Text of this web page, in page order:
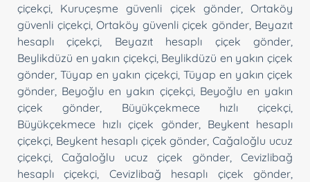
çiçekçi
Kuruçeşme güvenli çiçek gönder,Ortaköy
güvenli çiçekçi, Ortaköy güvenli çiçek gönder, Beyazıt
hesaplı çiçekçi
Beyazıt hesaplı çiçek gönder
Beylikdüzü en yakın çiçekçi, Beylikdüzü en yakın çiçek
gönder ,Tüyap en yakın çiçekçi, Tüyap en yakın çiçek
gönder Beyoğlu en yakın çiçekçi, Beyoğlu en yakın
çiçek gönder
Büyükçekmece hızlı çiçekçi
Büyükçekmece hızlı çiçek gönder, Beykent hesaplı
çiçekçi Beykent hesaplı çiçek gönder ,Cağaloğlu ucuz
çiçekçi ,Cağaloğlu ucuz çiçek gönder,Cevizlibağ
hesaplı çiçekçi
Cevizlibağ hesaplı çiçek gönder